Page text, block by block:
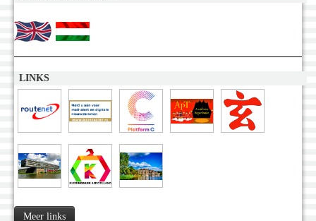
LINKS
Meer links